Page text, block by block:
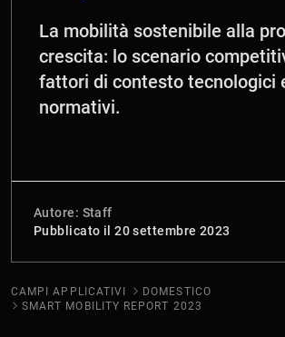
La mobilità sostenibile alla
crescita: lo scenario
fattori di contesto tecnologici
normativi.
Autore: Staff
Pubblicato il 20 settembre 2023
CAMPI APPLICATIVI
DOMESTICO
SMART MOBILITY REPORT 2023